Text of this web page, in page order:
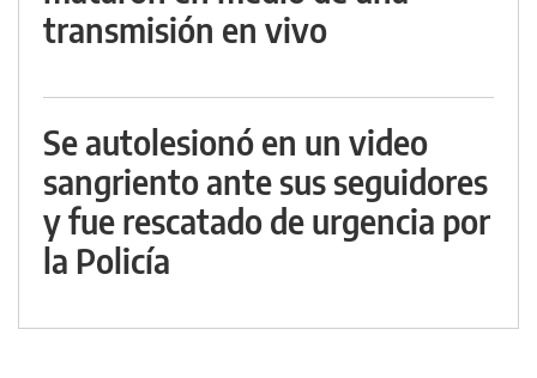
transmisión en vivo
Se autolesionó en un video
sangriento ante sus seguidores
y fue rescatado de urgencia por
la Policía